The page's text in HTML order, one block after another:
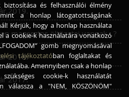
2019.
magasztos öltözetei vannak…?
2018.
2017.
és felhasználói élmény
a honlap látogatottságának
Kérjük, hogy a honlap használata
a cookie-k használatára vonatkozó
gomb megnyomásával
tájékoztatóban foglaltakat és
Amennyiben csak a honlap
cookie-k használatát
válassza a "NEM, KÖSZÖNÖM"